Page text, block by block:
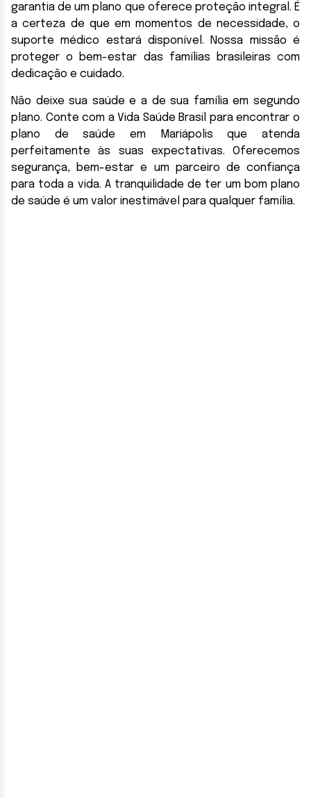
garantia de um plano que oferece proteção integral. É
a certeza de que em momentos de necessidade, o
suporte médico estará disponível. Nossa missão é
proteger o bem-estar das famílias brasileiras com
dedicação e cuidado.
Não deixe sua saúde e a de sua família em segundo
plano. Conte com a Vida Saúde Brasil para encontrar o
plano de saúde em Mariápolis que atenda
perfeitamente às suas expectativas. Oferecemos
segurança, bem-estar e um parceiro de confiança
para toda a vida. A tranquilidade de ter um bom plano
de saúde é um valor inestimável para qualquer família.